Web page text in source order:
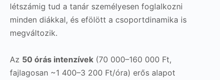
létszámig tud a tanár személyesen foglalkozni
minden diákkal, és efölött a csoportdinamika is
megváltozik.
Az 50 órás intenzívek (70 000–160 000 Ft,
fajlagosan ~1 400–3 200 Ft/óra) erős alapot